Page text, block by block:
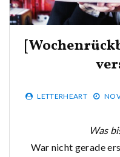
LETTERHEART
Was
War nicht gerade